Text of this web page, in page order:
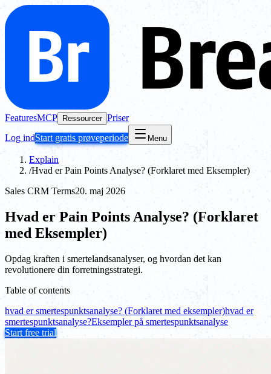
FeaturesMCP Ressourcer Priser
Log indStart gratis prøveperiode Menu
Explain
/Hvad er Pain Points Analyse? (Forklaret med Eksempler)
Sales CRM Terms20. maj 2026
Hvad er Pain Points Analyse? (Forklaret
med Eksempler)
Opdag kraften i smertelandsanalyser, og hvordan det kan
revolutionere din forretningsstrategi.
Table of contents
hvad er smertespunktsanalyse? (Forklaret med eksempler)hvad er
smertespunktsanalyse?Eksempler på smertespunktsanalyse
Start free trial